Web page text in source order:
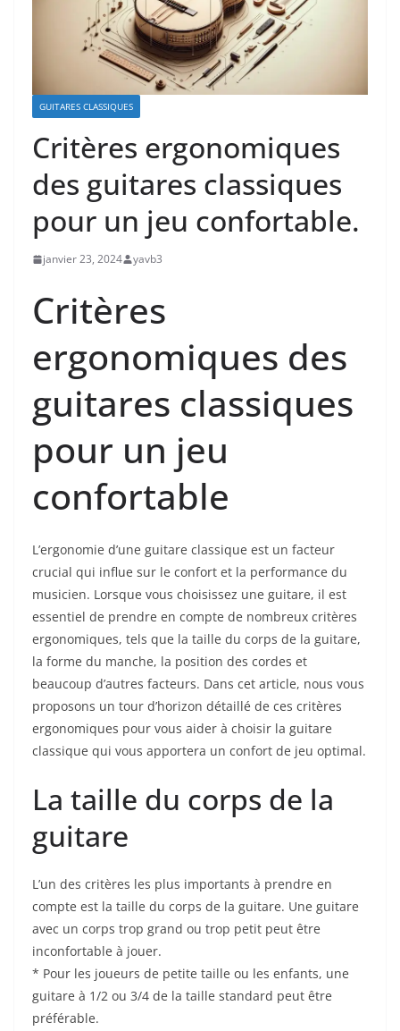
GUITARES CLASSIQUES
Critères ergonomiques
des guitares classiques
pour un jeu confortable.
janvier 23, 2024 yavb3
Critères
ergonomiques des
guitares classiques
pour un jeu
confortable
L’ergonomie d’une guitare classique est un facteur
crucial qui⁤ influe sur le​ confort et la performance du
musicien. Lorsque vous choisissez une guitare, il est
essentiel de prendre en compte de nombreux critères
ergonomiques, tels que la taille du corps de la guitare,
la forme du manche, la position des cordes et
beaucoup d’autres ⁢facteurs. Dans cet article, nous ⁤vous
⁣proposons un tour d’horizon détaillé de ces critères
ergonomiques pour vous aider à choisir la‌ guitare
classique qui vous apportera un confort de jeu optimal.
La taille du corps ⁢de la
guitare
L’un des critères les plus importants à prendre en
compte est la taille du corps de la guitare. Une guitare
avec un corps trop grand ou trop petit peut être
inconfortable à jouer.
* Pour les joueurs de petite taille ‍ou les enfants, une
guitare à 1/2 ou 3/4 de la taille standard peut être
préférable.